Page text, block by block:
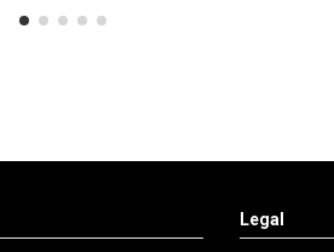
Legal